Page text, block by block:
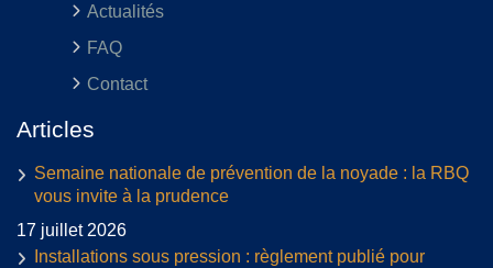
Actualités
FAQ
Contact
Articles
Semaine nationale de prévention de la noyade : la RBQ
vous invite à la prudence
17 juillet 2026
Installations sous pression : règlement publié pour